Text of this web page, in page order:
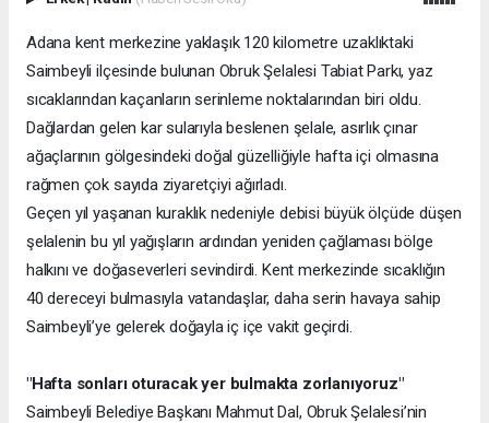
Adana kent merkezine yaklaşık 120 kilometre uzaklıktaki
Saimbeyli ilçesinde bulunan Obruk Şelalesi Tabiat Parkı, yaz
sıcaklarından kaçanların serinleme noktalarından biri oldu.
Dağlardan gelen kar sularıyla beslenen şelale, asırlık çınar
ağaçlarının gölgesindeki doğal güzelliğiyle hafta içi olmasına
rağmen çok sayıda ziyaretçiyi ağırladı.
Geçen yıl yaşanan kuraklık nedeniyle debisi büyük ölçüde düşen
şelalenin bu yıl yağışların ardından yeniden çağlaması bölge
halkını ve doğaseverleri sevindirdi. Kent merkezinde sıcaklığın
40 dereceyi bulmasıyla vatandaşlar, daha serin havaya sahip
Saimbeyli’ye gelerek doğayla iç içe vakit geçirdi.
"Hafta sonları oturacak yer bulmakta zorlanıyoruz"
Saimbeyli Belediye Başkanı Mahmut Dal, Obruk Şelalesi’nin